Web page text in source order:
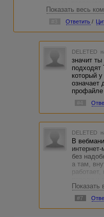
Показать весь
Ответить /
DELETED
значит
подходят
который
означает
профайле
#4
DELETED
В
без
а там,
так
Показать
#7